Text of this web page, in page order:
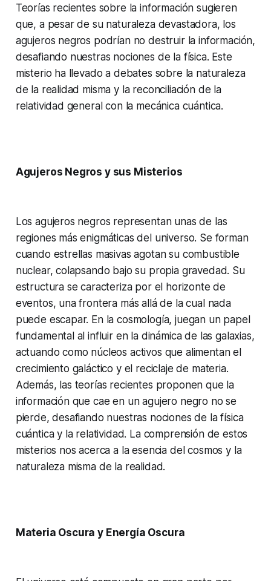
Teorías recientes sobre la información sugieren
que, a pesar de su naturaleza devastadora, los
agujeros negros podrían no destruir la información,
desafiando nuestras nociones de la física. Este
misterio ha llevado a debates sobre la naturaleza
de la realidad misma y la reconciliación de la
relatividad general con la mecánica cuántica.
Agujeros Negros y sus Misterios
Los agujeros negros representan unas de las
regiones más enigmáticas del universo. Se forman
cuando estrellas masivas agotan su combustible
nuclear, colapsando bajo su propia gravedad. Su
estructura se caracteriza por el horizonte de
eventos, una frontera más allá de la cual nada
puede escapar. En la cosmología, juegan un papel
fundamental al influir en la dinámica de las galaxias,
actuando como núcleos activos que alimentan el
crecimiento galáctico y el reciclaje de materia.
Además, las teorías recientes proponen que la
información que cae en un agujero negro no se
pierde, desafiando nuestras nociones de la física
cuántica y la relatividad. La comprensión de estos
misterios nos acerca a la esencia del cosmos y la
naturaleza misma de la realidad.
Materia Oscura y Energía Oscura